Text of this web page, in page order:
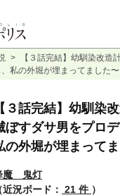
>
【３話完結】幼馴染改造
私の外堀が埋まってました〜
３話完結】幼馴染
ぼすダサ男をプロデ
の外堀が埋まって
魔 鬼灯
近況ボード： 21 件 ）